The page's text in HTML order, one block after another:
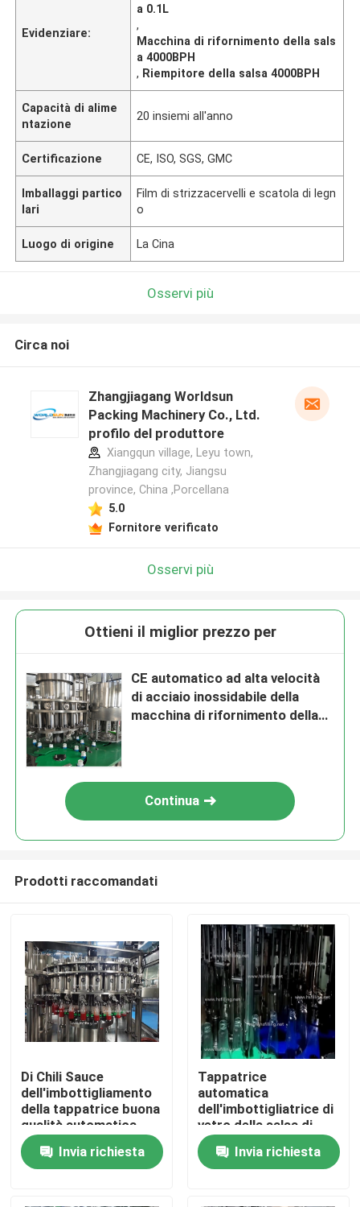
Casa
Chi siamo
Contatti
Evidenziare:
a 0.1L
,
Macchina di rifornimento della sals
a 4000BPH
, Riempitore della salsa 4000BPH
Capacità di alime
ntazione
20 insiemi all'anno
Certificazione CE, ISO, SGS, GMC
Imballaggi partico
lari
Film di strizzacervelli e scatola di legn
o
Luogo di origine La Cina
Osservi più
Circa noi
Zhangjiagang Worldsun
Packing Machinery Co., Ltd.
profilo del produttore
Xiangqun village, Leyu town,
Zhangjiagang city, Jiangsu
province, China ,Porcellana
5.0
Fornitore verificato
Osservi più
Ottieni il miglior prezzo per
CE automatico ad alta velocità
di acciaio inossidabile della
macchina di rifornimento della
Continua
Prodotti raccomandati
Di Chili Sauce
dell'imbottigliamento
della tappatrice buona
qualità automatica
molto
Invia richiesta
Tappatrice
automatica
dell'imbottigliatrice di
vetro della salsa di
acciaio inossidabile
Invia richiesta